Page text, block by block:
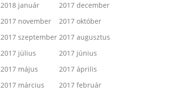
2018 január
2017 december
2017 november
2017 október
2017 szeptember 2017 augusztus
2017 július
2017 június
2017 május
2017 április
2017 március
2017 február